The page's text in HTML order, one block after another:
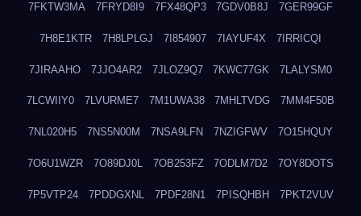
7FKTW3MA 7FRYD8I9 7FX48QP3 7GDV0B8J 7GER99GF
7H8E1KTR 7H8LPLGJ 7I854907 7IAYUF4X 7IRRICQI
7JIRAAHO 7JJO4AR2 7JLOZ9Q7 7KWC77GK 7LALYSM0
7LCWIIY0 7LVURME7 7M1UWA38 7MHLTVDG 7MM4F50B
7NL020H5 7NS5N00M 7NSA9LFN 7NZIGFWV 7O15HQUY
7O6U1WZR 7O89DJ0L 7OB253FZ 7ODLM7D2 7OY8DOTS
7P5VTP24 7PDDGXNL 7PDF28N1 7PISQHBH 7PKT2VUV